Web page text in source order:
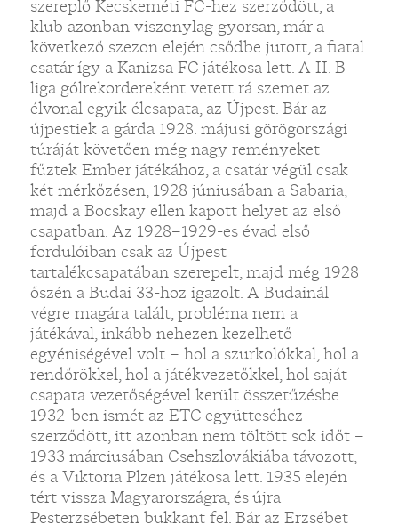
szereplő Kecskeméti FC-hez szerződött, a
klub azonban viszonylag gyorsan, már a
következő szezon elején csődbe jutott, a fiatal
csatár így a Kanizsa FC játékosa lett. A II. B
liga gólrekordereként vetett rá szemet az
élvonal egyik élcsapata, az Újpest. Bár az
újpestiek a gárda 1928. májusi görögországi
túráját követően még nagy reményeket
fűztek Ember játékához, a csatár végül csak
két mérkőzésen, 1928 júniusában a Sabaria,
majd a Bocskay ellen kapott helyet az első
csapatban. Az 1928–1929-es évad első
fordulóiban csak az Újpest
tartalékcsapatában szerepelt, majd még 1928
őszén a Budai 33-hoz igazolt. A Budainál
végre magára talált, probléma nem a
játékával, inkább nehezen kezelhető
egyéniségével volt – hol a szurkolókkal, hol a
rendőrökkel, hol a játékvezetőkkel, hol saját
csapata vezetőségével került összetűzésbe.
1932-ben ismét az ETC együtteséhez
szerződött, itt azonban nem töltött sok időt –
1933 márciusában Csehszlovákiába távozott,
és a Viktoria Plzen játékosa lett. 1935 elején
tért vissza Magyarországra, és újra
Pesterzsébeten bukkant fel. Bár az Erzsébet